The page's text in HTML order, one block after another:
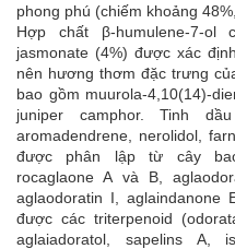
phong phú (chiếm khoảng
Hợp chất β-humulene-7-
jasmonate (4%) được xác
nên hương thơm đặc trưng
bao gồm muurola-4,10(14)-
juniper camphor. Tinh
aromadendrene, nerolidol,
được phân lập từ cây bao
rocaglaone A và B,
aglaodoratin I,
được các triterpenoid
aglaiadoratol, sapelins A,